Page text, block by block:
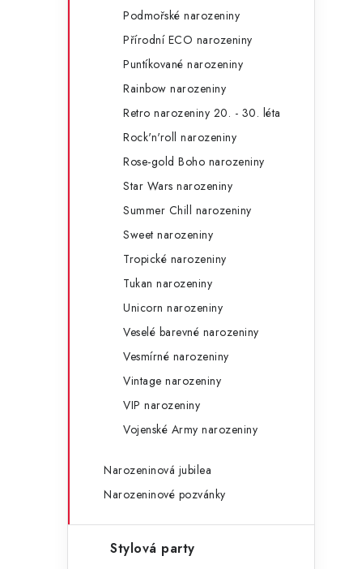
Podmořské narozeniny
Přírodní ECO narozeniny
Puntíkované narozeniny
Rainbow narozeniny
Retro narozeniny 20. - 30. léta
Rock'n'roll narozeniny
Rose-gold Boho narozeniny
Star Wars narozeniny
Summer Chill narozeniny
Sweet narozeniny
Tropické narozeniny
Tukan narozeniny
Unicorn narozeniny
Veselé barevné narozeniny
Vesmírné narozeniny
Vintage narozeniny
VIP narozeniny
Vojenské Army narozeniny
Narozeninová jubilea
Narozeninové pozvánky
Stylová party